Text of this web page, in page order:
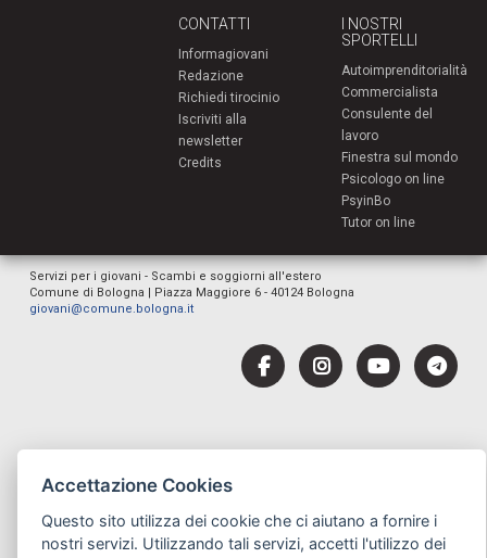
CONTATTI
Informagiovani
Redazione
Richiedi tirocinio
Iscriviti alla
newsletter
Credits
I NOSTRI
SPORTELLI
Autoimprenditorialità
Commercialista
Consulente del
lavoro
Finestra sul mondo
Psicologo on line
PsyinBo
Tutor on line
Servizi per i giovani - Scambi e soggiorni all'estero
Comune di Bologna | Piazza Maggiore 6 - 40124 Bologna
giovani@comune.bologna.it
Accettazione Cookies
Questo sito utilizza dei cookie che ci aiutano a fornire i
nostri servizi. Utilizzando tali servizi, accetti l'utilizzo dei